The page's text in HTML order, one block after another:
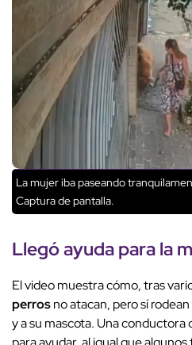
La mujer iba paseando
Captura de pantalla.
Llegó ayuda para la
El video muestra cómo, tras
perrosno atacan, pero sí
y a su mascota. Una conductora